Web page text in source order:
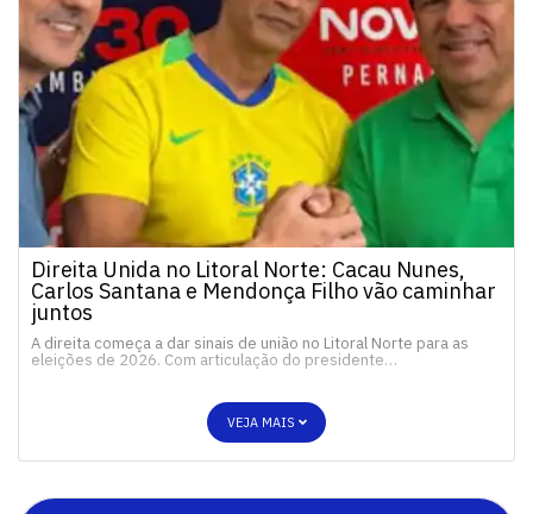
Direita Unida no Litoral Norte: Cacau Nunes,
Carlos Santana e Mendonça Filho vão caminhar
juntos
A direita começa a dar sinais de união no Litoral Norte para as
eleições de 2026. Com articulação do presidente…
VEJA MAIS